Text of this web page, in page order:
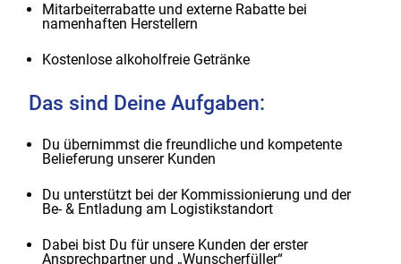
Mitarbeiterrabatte und externe Rabatte bei
namenhaften Herstellern
Kostenlose alkoholfreie Getränke
Das sind Deine Aufgaben:
Du übernimmst die freundliche und kompetente
Belieferung unserer Kunden
Du unterstützt bei der Kommissionierung und der
Be- & Entladung am Logistikstandort
Dabei bist Du für unsere Kunden der erster
Ansprechpartner und „Wunscherfüller“